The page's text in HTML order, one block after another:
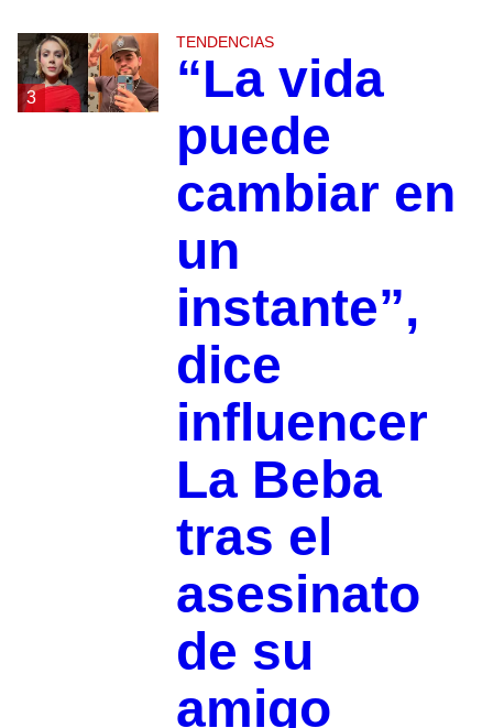
3
TENDENCIAS
“La vida
puede
cambiar en
un
instante”,
dice
influencer
La Beba
tras el
asesinato
de su
amigo